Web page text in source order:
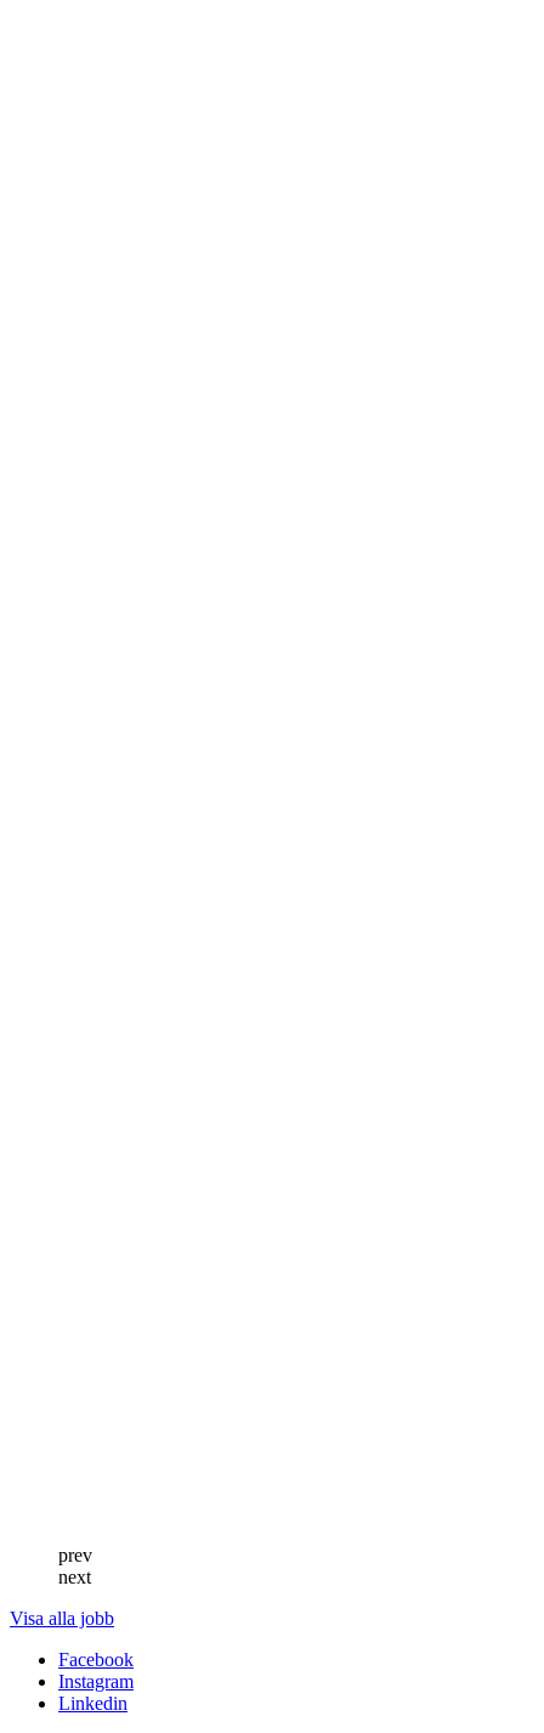
prev
next
Visa alla jobb
Facebook
Instagram
Linkedin